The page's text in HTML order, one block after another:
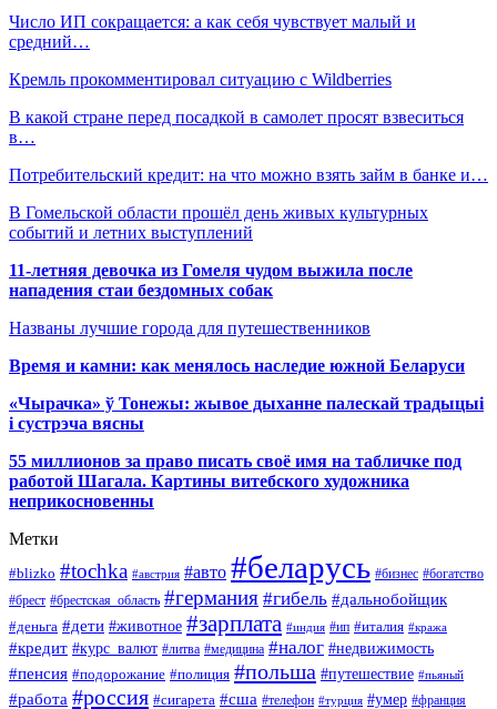
Число ИП сокращается: а как себя чувствует малый и
средний…
Кремль прокомментировал ситуацию с Wildberries
В какой стране перед посадкой в самолет просят взвеситься
в…
Потребительский кредит: на что можно взять займ в банке и…
В Гомельской области прошёл день живых культурных
событий и летних выступлений
11-летняя девочка из Гомеля чудом выжила после
нападения стаи бездомных собак
Названы лучшие города для путешественников
Время и камни: как менялось наследие южной Беларуси
«Чырачка» ў Тонежы: жывое дыханне палескай традыцыі
і сустрэча вясны
55 миллионов за право писать своё имя на табличке под
работой Шагала. Картины витебского художника
неприкосновенны
Метки
#blizko #tochka #австрия #авто #беларусь #бизнес #богатство
#брест #брестская_область #германия #гибель #дальнобойщик
#деньга #дети #животное #зарплата #индия #ип #италия #кража
#кредит #курс_валют #литва #медицина #налог #недвижимость
#пенсия #подорожание #полиция #польша #путешествие #пьяный
#работа #россия #сигарета #сша #телефон #турция #умер #франция